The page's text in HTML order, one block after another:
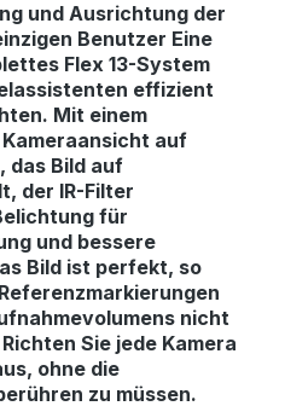
und Ausrichtung der
Benutzer Eine
Flex 13-System
effizient
Mit einem
auf
das Bild auf
der IR-Filter
für
und bessere
Bild ist perfekt, so
nicht
Sie jede Kamera
ohne die
zu müssen.